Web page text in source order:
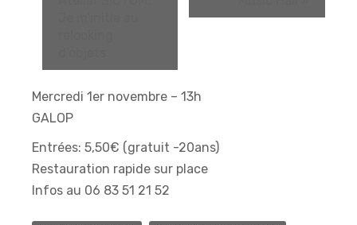
Mercredi 1er novembre – 13h
GALOP
Entrées: 5,50€ (gratuit -20ans)
Restauration rapide sur place
Infos au 06 83 51 21 52